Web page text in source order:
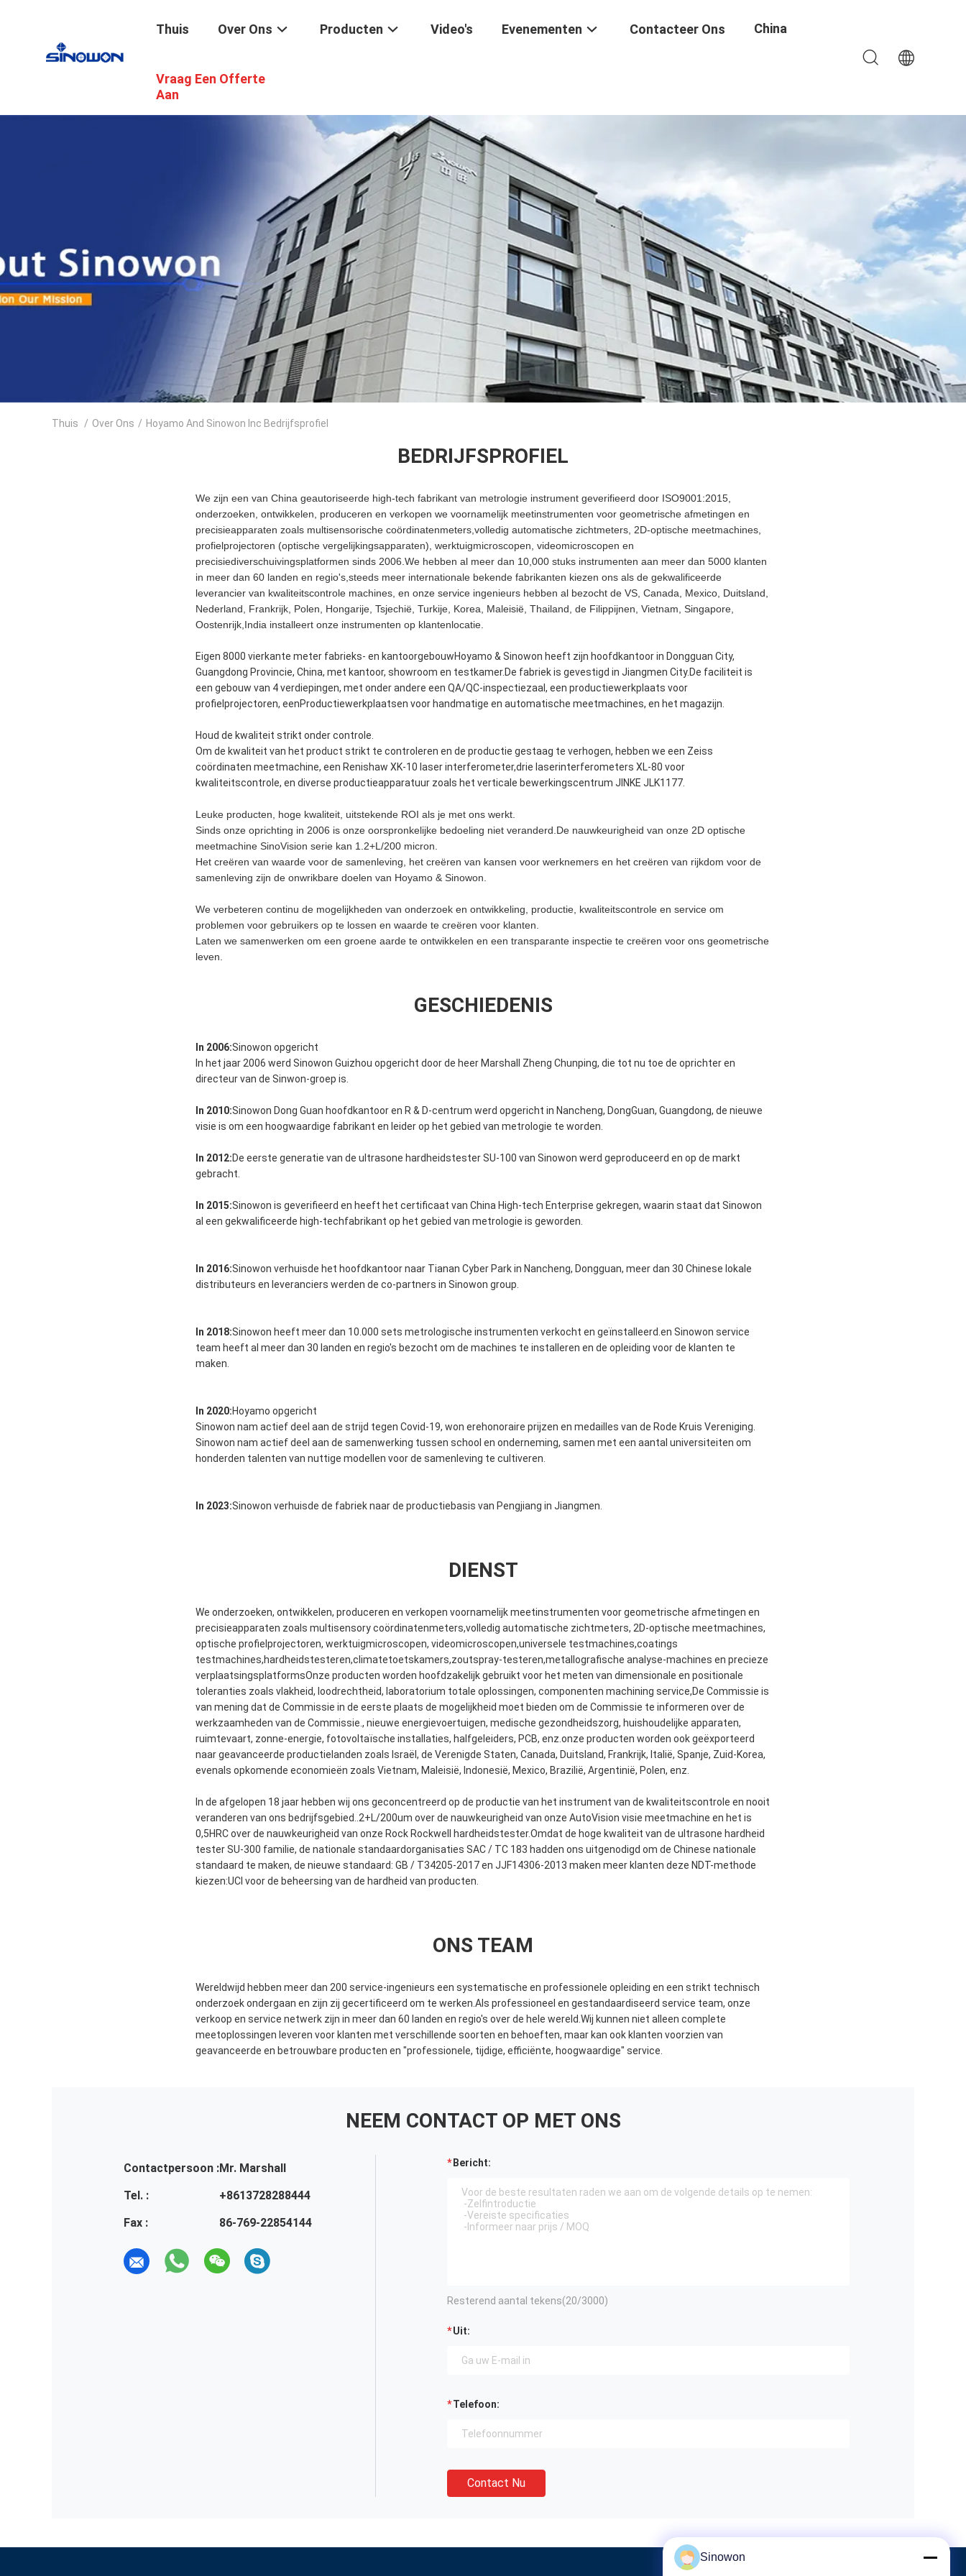
Thuis Over Ons Producten Video's Evenementen Contacteer Ons China
Vraag Een Offerte
Aan
Thuis / Over Ons / Hoyamo And Sinowon Inc Bedrijfsprofiel
BEDRIJFSPROFIEL
We zijn een van China geautoriseerde high-tech fabrikant van metrologie instrument geverifieerd door ISO9001:2015,
onderzoeken, ontwikkelen, produceren en verkopen we voornamelijk meetinstrumenten voor geometrische afmetingen en
precisieapparaten zoals multisensorische coördinatenmeters,volledig automatische zichtmeters, 2D-optische meetmachines,
profielprojectoren (optische vergelijkingsapparaten), werktuigmicroscopen, videomicroscopen en
precisiediverschuivingsplatformen sinds 2006.We hebben al meer dan 10,000 stuks instrumenten aan meer dan 5000 klanten
in meer dan 60 landen en regio's,steeds meer internationale bekende fabrikanten kiezen ons als de gekwalificeerde
leverancier van kwaliteitscontrole machines, en onze service ingenieurs hebben al bezocht de VS, Canada, Mexico, Duitsland,
Nederland, Frankrijk, Polen, Hongarije, Tsjechië, Turkije, Korea, Maleisië, Thailand, de Filippijnen, Vietnam, Singapore,
Oostenrijk,India installeert onze instrumenten op klantenlocatie.
Eigen 8000 vierkante meter fabrieks- en kantoorgebouwHoyamo & Sinowon heeft zijn hoofdkantoor in Dongguan City,
Guangdong Provincie, China, met kantoor, showroom en testkamer.De fabriek is gevestigd in Jiangmen City.De faciliteit is
een gebouw van 4 verdiepingen, met onder andere een QA/QC-inspectiezaal, een productiewerkplaats voor
profielprojectoren, eenProductiewerkplaatsen voor handmatige en automatische meetmachines, en het magazijn.
Houd de kwaliteit strikt onder controle.
Om de kwaliteit van het product strikt te controleren en de productie gestaag te verhogen, hebben we een Zeiss
coördinaten meetmachine, een Renishaw XK-10 laser interferometer,drie laserinterferometers XL-80 voor
kwaliteitscontrole, en diverse productieapparatuur zoals het verticale bewerkingscentrum JINKE JLK1177.
Leuke producten, hoge kwaliteit, uitstekende ROI als je met ons werkt.
Sinds onze oprichting in 2006 is onze oorspronkelijke bedoeling niet veranderd.De nauwkeurigheid van onze 2D optische
meetmachine SinoVision serie kan 1.2+L/200 micron.
Het creëren van waarde voor de samenleving, het creëren van kansen voor werknemers en het creëren van rijkdom voor de
samenleving zijn de onwrikbare doelen van Hoyamo & Sinowon.
We verbeteren continu de mogelijkheden van onderzoek en ontwikkeling, productie, kwaliteitscontrole en service om
problemen voor gebruikers op te lossen en waarde te creëren voor klanten.
Laten we samenwerken om een groene aarde te ontwikkelen en een transparante inspectie te creëren voor ons geometrische
leven.
GESCHIEDENIS
In 2006:Sinowon opgericht
In het jaar 2006 werd Sinowon Guizhou opgericht door de heer Marshall Zheng Chunping, die tot nu toe de oprichter en
directeur van de Sinwon-groep is.
In 2010:Sinowon Dong Guan hoofdkantoor en R & D-centrum werd opgericht in Nancheng, DongGuan, Guangdong, de nieuwe
visie is om een hoogwaardige fabrikant en leider op het gebied van metrologie te worden.
In 2012:De eerste generatie van de ultrasone hardheidstester SU-100 van Sinowon werd geproduceerd en op de markt
gebracht.
In 2015:Sinowon is geverifieerd en heeft het certificaat van China High-tech Enterprise gekregen, waarin staat dat Sinowon
al een gekwalificeerde high-techfabrikant op het gebied van metrologie is geworden.
In 2016:Sinowon verhuisde het hoofdkantoor naar Tianan Cyber Park in Nancheng, Dongguan, meer dan 30 Chinese lokale
distributeurs en leveranciers werden de co-partners in Sinowon group.
In 2018:Sinowon heeft meer dan 10.000 sets metrologische instrumenten verkocht en geïnstalleerd.en Sinowon service
team heeft al meer dan 30 landen en regio's bezocht om de machines te installeren en de opleiding voor de klanten te
maken.
In 2020:Hoyamo opgericht
Sinowon nam actief deel aan de strijd tegen Covid-19, won erehonoraire prijzen en medailles van de Rode Kruis Vereniging.
Sinowon nam actief deel aan de samenwerking tussen school en onderneming, samen met een aantal universiteiten om
honderden talenten van nuttige modellen voor de samenleving te cultiveren.
In 2023:Sinowon verhuisde de fabriek naar de productiebasis van Pengjiang in Jiangmen.
DIENST
We onderzoeken, ontwikkelen, produceren en verkopen voornamelijk meetinstrumenten voor geometrische afmetingen en
precisieapparaten zoals multisensory coördinatenmeters,volledig automatische zichtmeters, 2D-optische meetmachines,
optische profielprojectoren, werktuigmicroscopen, videomicroscopen,universele testmachines,coatings
testmachines,hardheidstesteren,climatetoetskamers,zoutspray-testeren,metallografische analyse-machines en precieze
verplaatsingsplatformsOnze producten worden hoofdzakelijk gebruikt voor het meten van dimensionale en positionale
toleranties zoals vlakheid, loodrechtheid, laboratorium totale oplossingen, componenten machining service,De Commissie is
van mening dat de Commissie in de eerste plaats de mogelijkheid moet bieden om de Commissie te informeren over de
werkzaamheden van de Commissie., nieuwe energievoertuigen, medische gezondheidszorg, huishoudelijke apparaten,
ruimtevaart, zonne-energie, fotovoltaïsche installaties, halfgeleiders, PCB, enz.onze producten worden ook geëxporteerd
naar geavanceerde productielanden zoals Israël, de Verenigde Staten, Canada, Duitsland, Frankrijk, Italië, Spanje, Zuid-Korea,
evenals opkomende economieën zoals Vietnam, Maleisië, Indonesië, Mexico, Brazilië, Argentinië, Polen, enz.
In de afgelopen 18 jaar hebben wij ons geconcentreerd op de productie van het instrument van de kwaliteitscontrole en nooit
veranderen van ons bedrijfsgebied..2+L/200um over de nauwkeurigheid van onze AutoVision visie meetmachine en het is
0,5HRC over de nauwkeurigheid van onze Rock Rockwell hardheidstester.Omdat de hoge kwaliteit van de ultrasone hardheid
tester SU-300 familie, de nationale standaardorganisaties SAC / TC 183 hadden ons uitgenodigd om de Chinese nationale
standaard te maken, de nieuwe standaard: GB / T34205-2017 en JJF14306-2013 maken meer klanten deze NDT-methode
kiezen:UCI voor de beheersing van de hardheid van producten.
ONS TEAM
Wereldwijd hebben meer dan 200 service-ingenieurs een systematische en professionele opleiding en een strikt technisch
onderzoek ondergaan en zijn zij gecertificeerd om te werken.Als professioneel en gestandaardiseerd service team, onze
verkoop en service netwerk zijn in meer dan 60 landen en regio's over de hele wereld.Wij kunnen niet alleen complete
meetoplossingen leveren voor klanten met verschillende soorten en behoeften, maar kan ook klanten voorzien van
geavanceerde en betrouwbare producten en "professionele, tijdige, efficiënte, hoogwaardige" service.
NEEM CONTACT OP MET ONS
Contactpersoon :Mr. Marshall
Tel. :
+8613728288444
Fax :
86-769-22854144
Bericht:
Resterend aantal tekens(20/3000)
Uit:
Telefoon:
Contact Nu
Sinowon